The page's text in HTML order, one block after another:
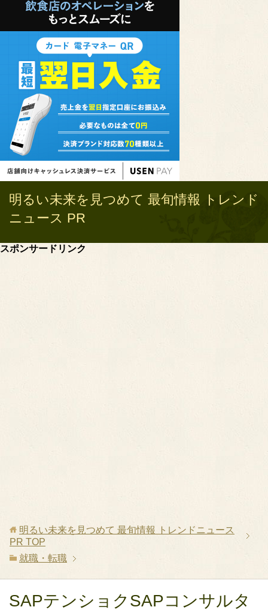
明るい未来を見つめて 最旬情報 トレンド
ニュース PR
スポンサードリンク
明るい未来を見つめて 最旬情報 トレンドニュース
PR TOP
就職・転職
SAPテンショクSAPコンサルタ